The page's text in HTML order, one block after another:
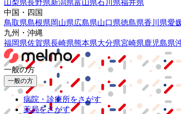
山梨県長野県新潟県富山県石川県福井県
中国・四国
鳥取県島根県岡山県広島県山口県徳島県香川県愛
九州・沖縄
福岡県佐賀県長崎県熊本県大分県宮崎県鹿児島県
一般の方
一般の方
病院・診療所をさがす
薬局をさがす